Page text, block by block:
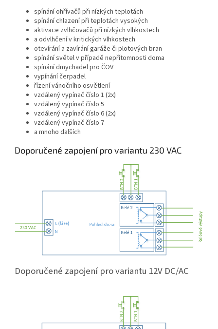
spínání ohřívačů při nízkých teplotách
spínání chlazení při teplotách vysokých
aktivace zvlhčovačů při nízkých vlhkostech
a odvlhčení v kritických vlhkostech
otevírání a zavírání garáže či plotových bran
spínání světel v případě nepřítomnosti doma
spínání dmychadel pro ČOV
vypínání čerpadel
řízení vánočního osvětlení
vzdálený vypínač číslo 1 (2x)
vzdálený vypínač číslo 5
vzdálený vypínač číslo 6 (2x)
vzdálený vypínač číslo 7
a mnoho dalších
Doporučené zapojení pro variantu 230 VAC
Doporučené zapojení pro variantu 12V DC/AC